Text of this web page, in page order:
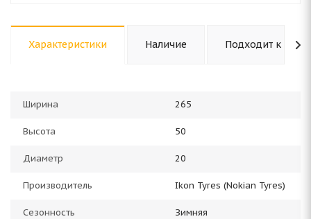
Характеристики Наличие Подходит к авто
Ширина 265
Высота 50
Диаметр 20
Производитель Ikon Tyres (Nokian Tyres)
Сезонность Зимняя